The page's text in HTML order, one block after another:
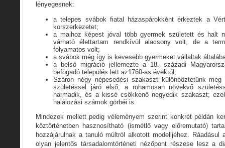
lényegesnek:
a telepes svábok fiatal házaspárokként érkeztek a
korszerkezetet;
a maihoz képest jóval több gyermek született és halt
várható élettartam rendkívül alacsony volt, de a
folyamatos volt;
a svábok még így is kevesebb gyermeket vállaltak
a belső migráció jellemezte a 18. századi
befogadó település lett az1760-as évektől;
Száron négy népesedési szakaszt különböztetünk
születéssel járó első, a rohamosan növekvő
harmadik, és a kissé csökkenő negyedik szakaszt;
halálozási számok görbéi is.
Mindezek mellett pedig véleményem szerint konkrét példán
köztörténetben hasznosítható (ismétlő vagy előremutató)
hozzájárulnak a tanuló múltról alkotott modelljéhez. Ráadásul
olyan jelentős társadalomtörténeti nézőpont részese lesz a